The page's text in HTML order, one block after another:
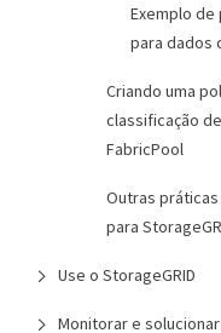
Exemplo de
para dados
Criando uma
classificação
FabricPool
Outras
para
Use o StorageGRID
Monitorar e